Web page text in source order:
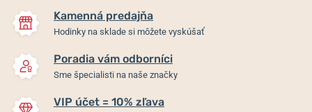
Kamenná predajňa
Hodinky na sklade si môžete vyskúšať
Poradia vám odborníci
Sme špecialisti na naše značky
VIP účet = 10% zľava